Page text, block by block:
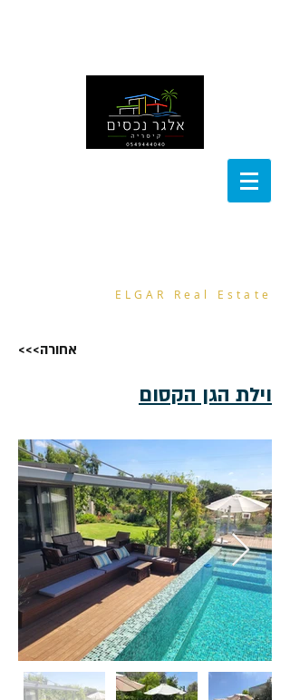
ELGAR Real Estate
<<<אחורה
וילת הגן הקסום